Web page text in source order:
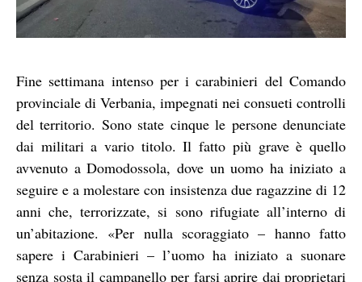
Fine settimana intenso per i carabinieri del Comando
provinciale di Verbania, impegnati nei consueti controlli
del territorio. Sono state cinque le persone denunciate
dai militari a vario titolo. Il fatto più grave è quello
avvenuto a Domodossola, dove un uomo ha iniziato a
seguire e a molestare con insistenza due ragazzine di 12
anni che, terrorizzate, si sono rifugiate all’interno di
un’abitazione. «Per nulla scoraggiato – hanno fatto
sapere i Carabinieri – l’uomo ha iniziato a suonare
senza sosta il campanello per farsi aprire dai proprietari